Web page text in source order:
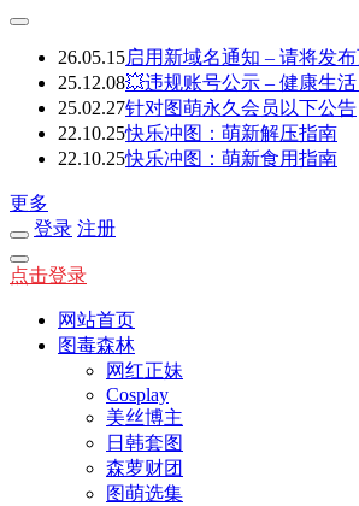
26.05.15启用新域名通知 – 请将发
25.12.08💥违规账号公示 – 健康生
25.02.27针对图萌永久会员以下公告
22.10.25快乐冲图：萌新解压指南
22.10.25快乐冲图：萌新食用指南
更多
登录 注册
点击登录
网站首页
图毒森林
网红正妹
Cosplay
美丝博主
日韩套图
森萝财团
图萌选集